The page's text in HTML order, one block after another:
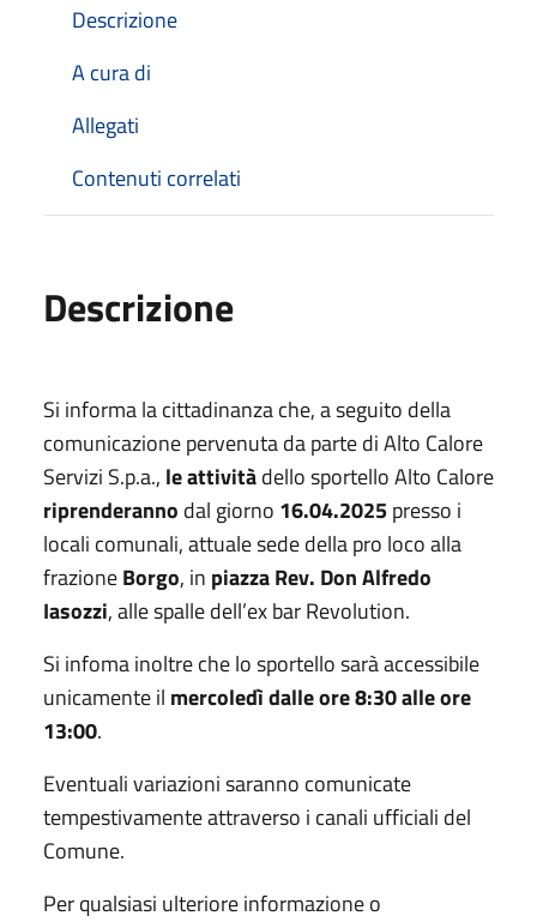
Descrizione
A cura di
Allegati
Contenuti correlati
Descrizione
Si informa la cittadinanza che, a seguito della
comunicazione pervenuta da parte di Alto Calore
Servizi S.p.a., le attivitàdello sportello Alto Calore
riprenderanno dal giorno 16.04.2025presso i
locali comunali, attuale sede della pro loco alla
frazioneBorgo, in piazza Rev. Don Alfredo
Iasozzi, alle spalle dell’ex bar Revolution.
Si infoma inoltre che lo sportello sarà accessibile
unicamente il mercoledì dalle ore 8:30 alle ore
13:00.
Eventuali variazioni saranno comunicate
tempestivamente attraverso i canali ufficiali del
Comune.
Per qualsiasi ulteriore informazione o